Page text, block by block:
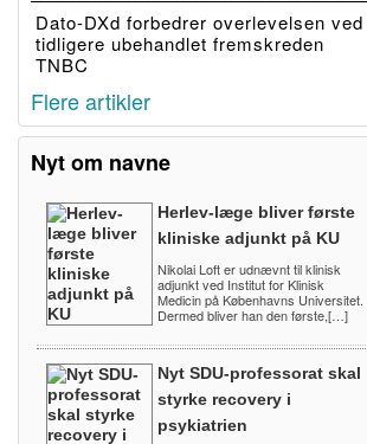
Dato-DXd forbedrer overlevelsen ved
tidligere ubehandlet fremskreden
TNBC
Flere artikler
Nyt om navne
Herlev-læge bliver første
kliniske adjunkt på KU
Nikolai Loft er udnævnt til klinisk
adjunkt ved Institut for Klinisk
Medicin på Københavns Universitet.
Dermed bliver han den første,[…]
Nyt SDU-professorat skal
styrke recovery i
psykiatrien